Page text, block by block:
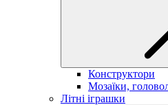
Конструктори
Мозаїки,
Літні іграшки